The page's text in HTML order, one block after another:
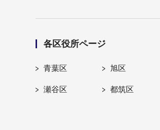
各区役所ページ
青葉区 旭区
瀬谷区 都筑区